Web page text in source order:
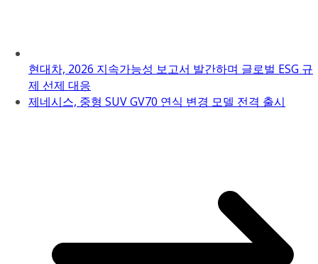
현대차, 2026 지속가능성 보고서 발간하며 글로벌 ESG 규
제 선제 대응
제네시스, 중형 SUV GV70 연식 변경 모델 전격 출시